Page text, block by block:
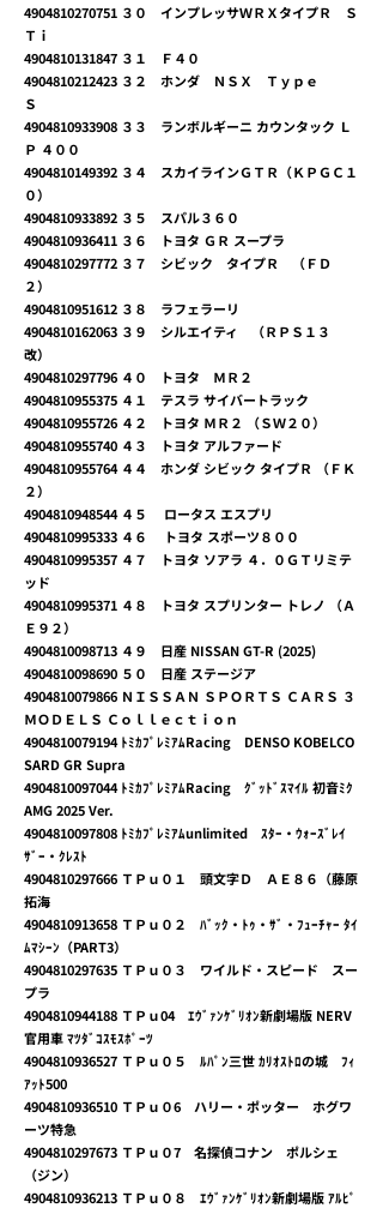
4904810270751 ３０ インプレッサＷＲＸタイプＲ Ｓ
Ｔｉ
4904810131847 ３１ Ｆ４０
4904810212423 ３２ ホンダ ＮＳＸ Ｔｙｐｅ
Ｓ
4904810933908 ３３ ランボルギーニ カウンタック Ｌ
Ｐ ４００
4904810149392 ３４ スカイラインＧＴＲ（ＫＰＧＣ１
０）
4904810933892 ３５ スパル３６０
4904810936411 ３６ トヨタ ＧＲ スープラ
4904810297772 ３７ シビック タイプＲ （ＦＤ
２）
4904810951612 ３８ ラフェラーリ
4904810162063 ３９ シルエイティ （ＲＰＳ１３
改）
4904810297796 ４０ トヨタ ＭＲ２
4904810955375 ４１ テスラ サイバートラック
4904810955726 ４２ トヨタ ＭＲ２ （ＳＷ２０）
4904810955740 ４３ トヨタ アルファード
4904810955764４４ ホンダ シビック タイプＲ （ＦＫ
２）
4904810948544４５ ロータス エスプリ
4904810995333 ４６ トヨタ スポーツ８００
4904810995357 ４７ トヨタ ソアラ ４．０ＧＴリミテ
ッド
4904810995371 ４８ トヨタ スプリンター トレノ （Ａ
Ｅ９２）
4904810098713 ４９ 日産 NISSAN GT-R (2025)
4904810098690 ５０ 日産 ステージア
4904810079866 ＮＩＳＳＡＮ ＳＰＯＲＴＳ ＣＡＲＳ ３
ＭＯＤＥＬＳ Ｃｏｌｌｅｃｔｉｏｎ
4904810079194ﾄﾐｶﾌﾟﾚﾐｱﾑRacing DENSO KOBELCO
SARD GR Supra
4904810097044ﾄﾐｶﾌﾟﾚﾐｱﾑRacing ｸﾞｯﾄﾞｽﾏｲﾙ 初音ﾐｸ
AMG 2025 Ver.
4904810097808 ﾄﾐｶﾌﾟﾚﾐｱﾑunlimited ｽﾀｰ・ｳｫｰｽﾞﾚｲ
ｻﾞｰ・ｸﾚｽﾄ
4904810297666 ＴＰｕ０１ 頭文字Ｄ ＡＥ８６（藤原
拓海
4904810913658 ＴＰｕ０２ ﾊﾞｯｸ・ﾄｩ・ｻﾞ・ﾌｭｰﾁｬｰ ﾀｲ
ﾑﾏｼｰﾝ（PART3）
4904810297635 ＴＰｕ０３ ワイルド・スピード スー
プラ
4904810944188 ＴＰｕ04 ｴｳﾞｧﾝｹﾞﾘｵﾝ新劇場版 NERV
官用車 ﾏﾂﾀﾞｺｽﾓｽﾎﾟｰﾂ
4904810936527 ＴＰｕ０５ ﾙﾊﾟﾝ三世 ｶﾘｵｽﾄﾛの城 ﾌｨ
ｱｯﾄ500
4904810936510 ＴＰｕ０6 ハリー・ポッター ホグワ
ーツ特急
4904810297673 ＴＰｕ０7 名探偵コナン ポルシェ
（ジン）
4904810936213 ＴＰｕ０８ ｴｳﾞｧﾝｹﾞﾘｵﾝ新劇場版 ｱﾙﾋﾟ